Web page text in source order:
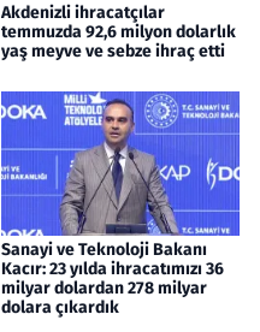
Akdenizli ihracatçılar
temmuzda 92,6 milyon dolarlık
yaş meyve ve sebze ihraç etti
Sanayi ve Teknoloji Bakanı
Kacır: 23 yılda ihracatımızı 36
milyar dolardan 278 milyar
dolara çıkardık